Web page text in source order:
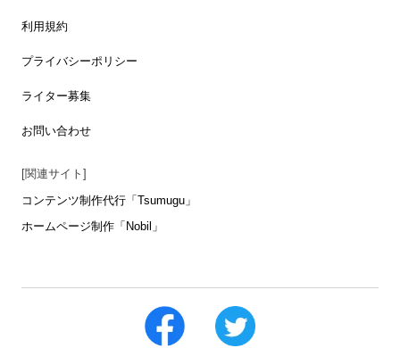
利用規約
プライバシーポリシー
ライター募集
お問い合わせ
[関連サイト]
コンテンツ制作代行「Tsumugu」
ホームページ制作「Nobil」